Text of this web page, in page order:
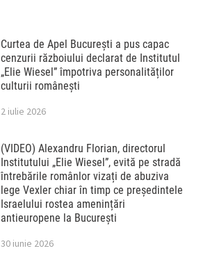
Curtea de Apel București a pus capac
cenzurii războiului declarat de Institutul
„Elie Wiesel” împotriva personalităților
culturii românești
2 iulie 2026
(VIDEO) Alexandru Florian, directorul
Institutului „Elie Wiesel”, evită pe stradă
întrebările românlor vizați de abuziva
lege Vexler chiar în timp ce președintele
Israelului rostea amenințări
antieuropene la București
30 iunie 2026